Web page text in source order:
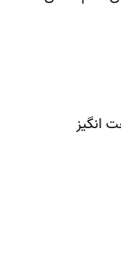
انگیز